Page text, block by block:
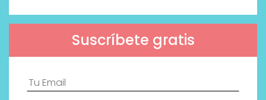
Suscríbete gratis